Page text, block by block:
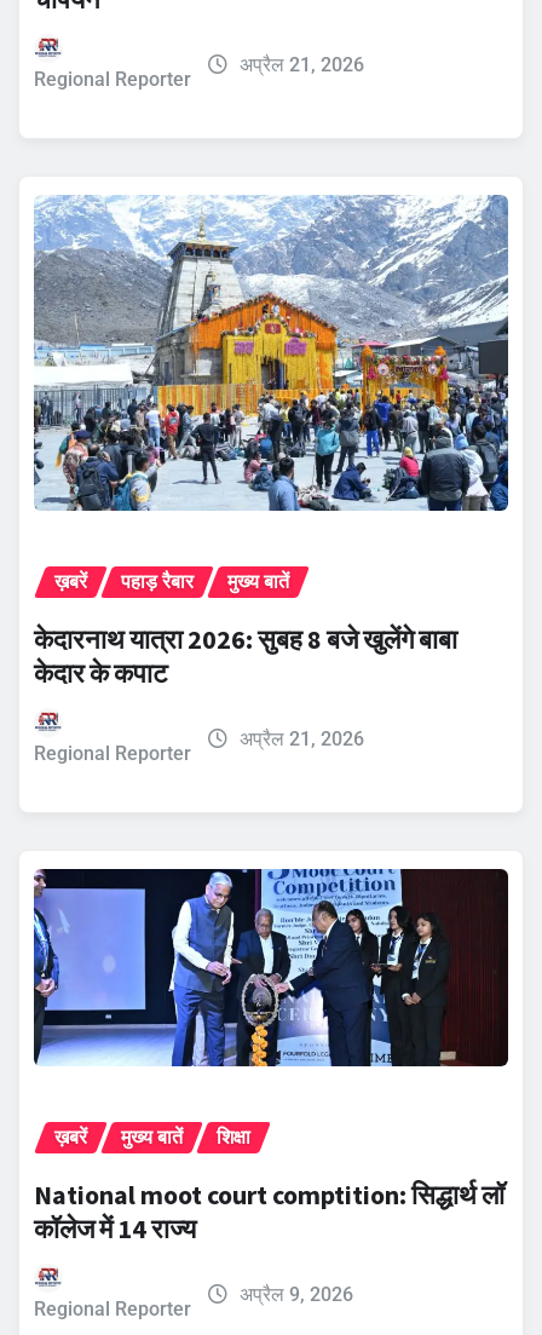
Regional Reporter
अप्रैल 21, 2026
ख़बरें पहाड़ रैबार मुख्य बातें
केदारनाथ यात्रा 2026: सुबह 8 बजे खुलेंगे बाबा
केदार के कपाट
Regional Reporter
अप्रैल 21, 2026
ख़बरें मुख्य बातें शिक्षा
​National moot court comptition: सिद्धार्थ लॉ
कॉलेज में 14 राज्य
Regional Reporter
अप्रैल 9, 2026